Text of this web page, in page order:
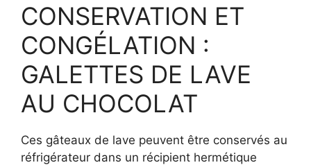
CONSERVATION ET
CONGÉLATION :
GALETTES DE LAVE
AU CHOCOLAT
Ces gâteaux de lave peuvent être conservés au
réfrigérateur dans un récipient hermétique